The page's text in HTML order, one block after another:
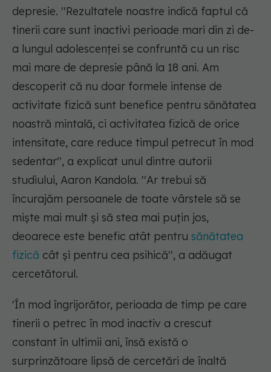
depresie. ''Rezultatele noastre indică faptul că
tinerii care sunt inactivi perioade mari din zi de-
a lungul adolescenţei se confruntă cu un risc
mai mare de depresie până la 18 ani. Am
descoperit că nu doar formele intense de
activitate fizică sunt benefice pentru sănătatea
noastră mintală, ci activitatea fizică de orice
intensitate, care reduce timpul petrecut în mod
sedentar'', a explicat unul dintre autorii
studiului, Aaron Kandola. ''Ar trebui să
încurajăm persoanele de toate vârstele să se
mişte mai mult şi să stea mai puţin jos,
deoarece este benefic atât pentru sănătatea
fizică cât şi pentru cea psihică'', a adăugat
cercetătorul.
'În mod îngrijorător, perioada de timp pe care
tinerii o petrec în mod inactiv a crescut
constant în ultimii ani, însă există o
surprinzătoare lipsă de cercetări de înaltă